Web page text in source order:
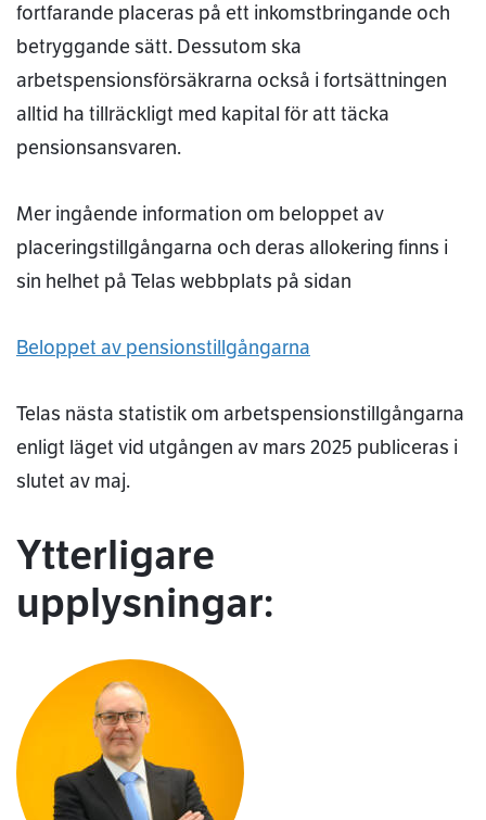
fortfarande placeras på ett inkomstbringande och
betryggande sätt. Dessutom ska
arbetspensionsförsäkrarna också i fortsättningen
alltid ha tillräckligt med kapital för att täcka
pensionsansvaren.
Mer ingående information om beloppet av
placeringstillgångarna och deras allokering finns i
sin helhet på Telas webbplats på sidan
Beloppet av pensionstillgångarna
Telas nästa statistik om arbetspensionstillgångarna
enligt läget vid utgången av mars 2025 publiceras i
slutet av maj.
Ytterligare
upplysningar: